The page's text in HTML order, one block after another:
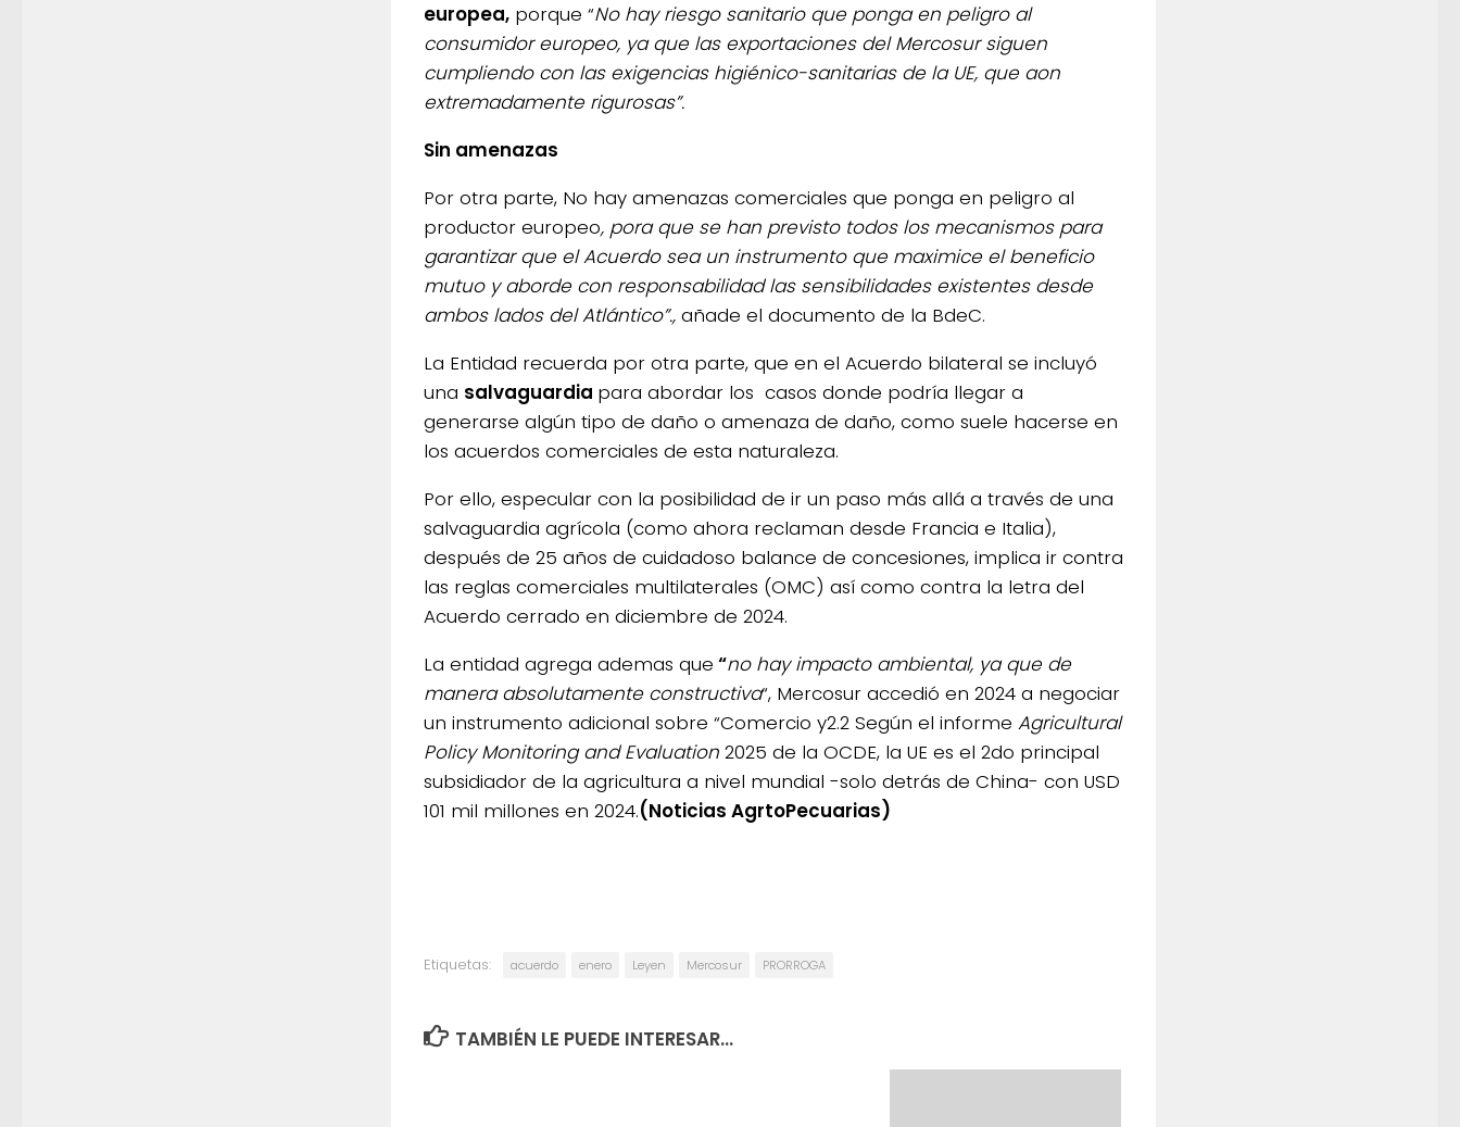
europea, porque “No hay riesgo sanitario que ponga en peligro al
consumidor europeo, ya que las exportaciones del Mercosur siguen
cumpliendo con las exigencias higiénico-sanitarias de la UE, que aon
extremadamente rigurosas”.
Sin amenazas
Por otra parte, No hay amenazas comerciales que ponga en peligro al
productor europeo, pora que se han previsto todos los mecanismos para
garantizar que el Acuerdo sea un instrumento que maximice el beneficio
mutuo y aborde con responsabilidad las sensibilidades existentes desde
ambos lados del Atlántico”., añade el documento de la BdeC.
La Entidad recuerda por otra parte, que en el Acuerdo bilateral se incluyó
una salvaguardia para abordar los casos donde podría llegar a
generarse algún tipo de daño o amenaza de daño, como suele hacerse en
los acuerdos comerciales de esta naturaleza.
Por ello, especular con la posibilidad de ir un paso más allá a través de una
salvaguardia agrícola (como ahora reclaman desde Francia e Italia),
después de 25 años de cuidadoso balance de concesiones, implica ir contra
las reglas comerciales multilaterales (OMC) así como contra la letra del
Acuerdo cerrado en diciembre de 2024.
La entidad agrega ademas que “no hay impacto ambiental, ya que de
manera absolutamente constructiva“, Mercosur accedió en 2024 a negociar
un instrumento adicional sobre “Comercio y2.2 Según el informe Agricultural
Policy Monitoring and Evaluation 2025 de la OCDE, la UE es el 2do principal
subsidiador de la agricultura a nivel mundial -solo detrás de China- con USD
101 mil millones en 2024.(Noticias AgrtoPecuarias)
Etiquetas: acuerdo enero Leyen Mercosur PRORROGA
TAMBIÉN LE PUEDE INTERESAR...